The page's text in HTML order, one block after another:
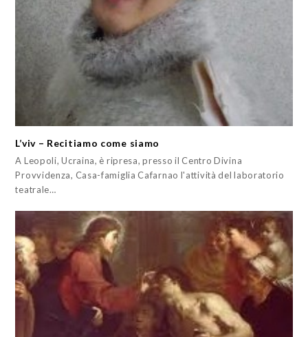
L’viv – Recitiamo come siamo
A Leopoli, Ucraina, è ripresa, presso il Centro Divina
Provvidenza, Casa-famiglia Cafarnao l'attività del laboratorio
teatrale…